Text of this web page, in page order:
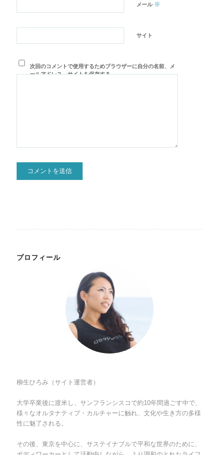
メール ※
サイト
次回のコメントで使用するためブラウザーに自分の名前、メ
ールアドレス、サイトを保存する。
プロフィール
柳生ひろみ（サイト運営者）
大学卒業後に渡米し、サンフランシスコで約10年間過ごす中で、
様々なオルタナティブ・カルチャーに触れ、文化や生き方の多様
性に魅了される。
その後、東京を中心に、サステイナブルで平和な世界のために、